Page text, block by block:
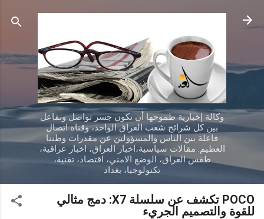
التخطي إلى المحتوى الرئيسي
وكالة إخبارية طموحها أن تكون جسر تواصل وتفاعل
بين كل شرائح شعب العراق الواحد، وقناة اتصال
فاعلة بين الناس والمسؤولين عن مقدرات وطننا
العظيم. مقالات سياسية،اخبار العراق، اخبار عراقية،
طقس العراق، الوضع الامني، اقتصاد، تقنية،
تكنولوجيا، بغداد
POCO تكشف عن سلسلة X7: دمج مثالي
للقوة والتصميم الجريء